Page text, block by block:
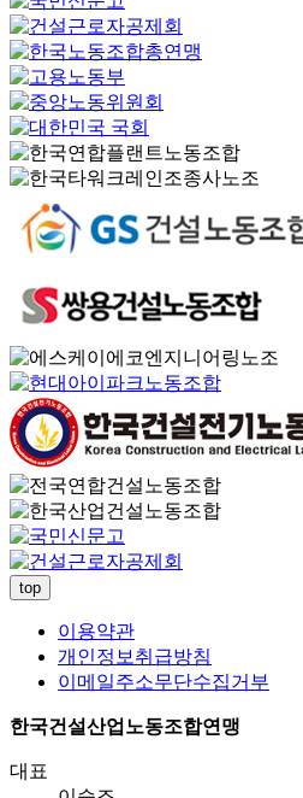
top
이용약관
개인정보취급방침
이메일주소무단수집거부
한국건설산업노동조합연맹
대표